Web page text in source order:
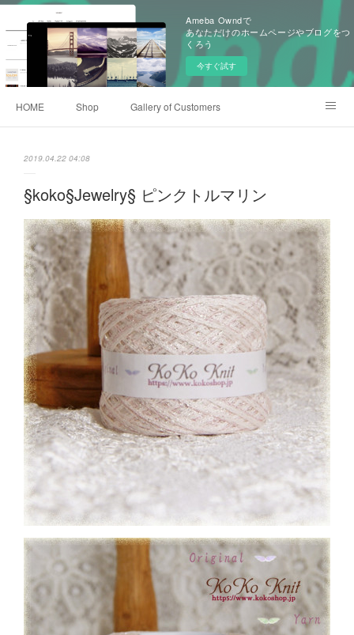
Ameba Owndで
あなただけのホームページやブログをつ
くろう
今すぐ試す
HOME Shop Gallery of Customers
2019.04.22 04:08
§koko§Jewelry§ ピンクトルマリン